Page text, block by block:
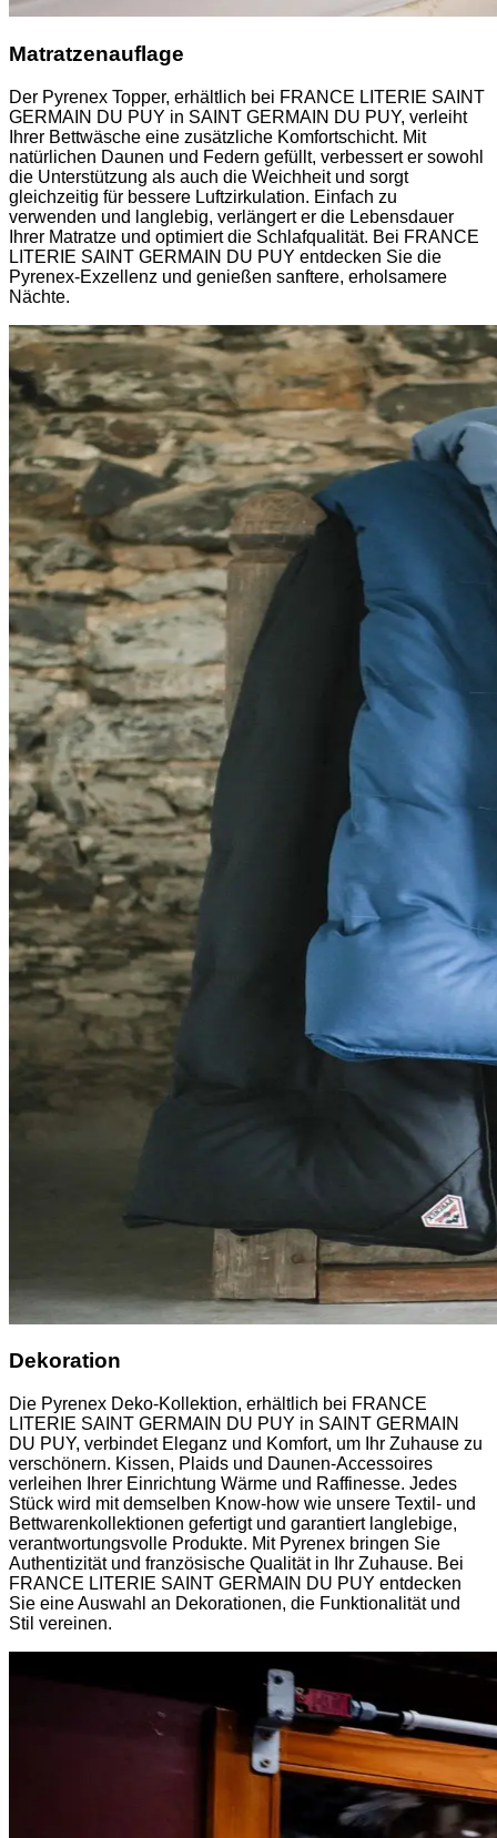
Matratzenauflage
Der Pyrenex Topper, erhältlich bei FRANCE LITERIE SAINT
GERMAIN DU PUY in SAINT GERMAIN DU PUY, verleiht
Ihrer Bettwäsche eine zusätzliche Komfortschicht. Mit
natürlichen Daunen und Federn gefüllt, verbessert er sowohl
die Unterstützung als auch die Weichheit und sorgt
gleichzeitig für bessere Luftzirkulation. Einfach zu
verwenden und langlebig, verlängert er die Lebensdauer
Ihrer Matratze und optimiert die Schlafqualität. Bei FRANCE
LITERIE SAINT GERMAIN DU PUY entdecken Sie die
Pyrenex-Exzellenz und genießen sanftere, erholsamere
Nächte.
Dekoration
Die Pyrenex Deko-Kollektion, erhältlich bei FRANCE
LITERIE SAINT GERMAIN DU PUY in SAINT GERMAIN
DU PUY, verbindet Eleganz und Komfort, um Ihr Zuhause zu
verschönern. Kissen, Plaids und Daunen-Accessoires
verleihen Ihrer Einrichtung Wärme und Raffinesse. Jedes
Stück wird mit demselben Know-how wie unsere Textil- und
Bettwarenkollektionen gefertigt und garantiert langlebige,
verantwortungsvolle Produkte. Mit Pyrenex bringen Sie
Authentizität und französische Qualität in Ihr Zuhause. Bei
FRANCE LITERIE SAINT GERMAIN DU PUY entdecken
Sie eine Auswahl an Dekorationen, die Funktionalität und
Stil vereinen.